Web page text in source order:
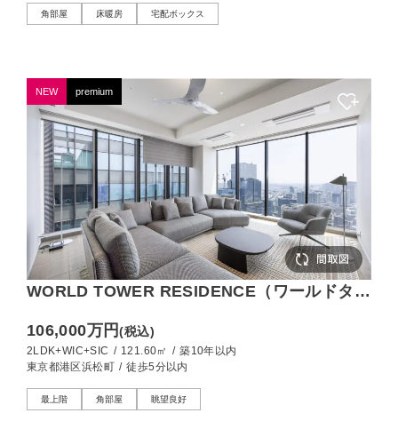
角部屋 床暖房 宅配ボックス
NEW premium
WORLD TOWER RESIDENCE（ワールドタワ
ハウス！レインボーブリッジを一望する120㎡
超の邸宅
106,000万円(税込)
2LDK+WIC+SIC / 121.60㎡ / 築10年以内
東京都港区浜松町 / 徒歩5分以内
最上階 角部屋 眺望良好